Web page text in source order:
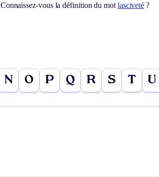
Connaissez-vous la définition du mot lasciveté ?
N O P Q R S T U